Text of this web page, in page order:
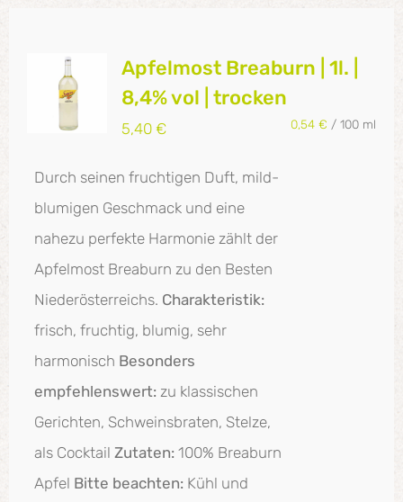
Apfelmost Breaburn | 1l. |
8,4% vol | trocken
5,40 € 0,54 € / 100 ml
Durch seinen fruchtigen Duft, mild-
blumigen Geschmack und eine
nahezu perfekte Harmonie zählt der
Apfelmost Breaburn zu den Besten
Niederösterreichs. Charakteristik:
frisch, fruchtig, blumig, sehr
harmonisch Besonders
empfehlenswert: zu klassischen
Gerichten, Schweinsbraten, Stelze,
als Cocktail Zutaten: 100% Breaburn
Apfel Bitte beachten: Kühl und